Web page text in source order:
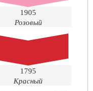
1905
Розовый
1795
Красный